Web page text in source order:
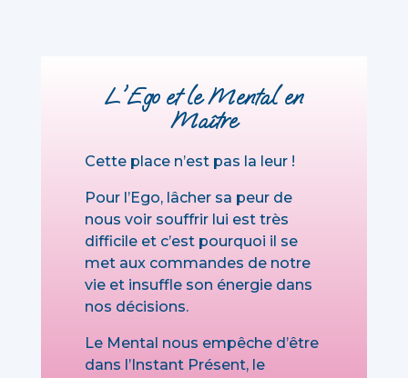
L'Ego et le Mental en
Maître
Cette place n’est pas la leur !
Pour l’Ego, lâcher sa peur de
nous voir souffrir lui est très
difficile et c’est pourquoi il se
met aux commandes de notre
vie et insuffle son énergie dans
nos décisions.
Le Mental nous empêche d’être
dans l’Instant Présent, le